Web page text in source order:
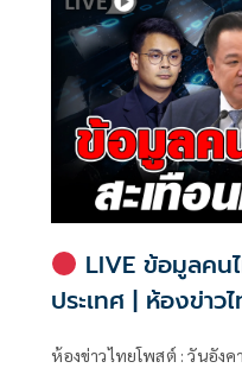
คืบหน้า "การศึกษาการปฏิ
อนุกรรมาธิการชุดนี้ประก
LIVE ข้อมูลคน
ประเทศ | ห้องข่าว
ห้องข่าวไทยโพสต์ : วันอัง